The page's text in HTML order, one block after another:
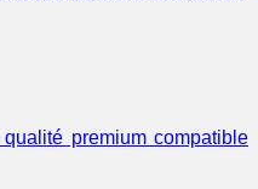
premium compatible